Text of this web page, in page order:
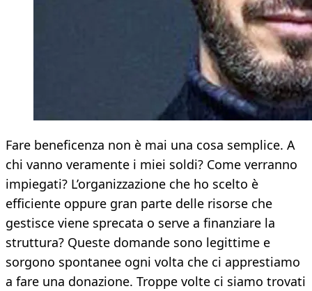
Fare beneficenza non è mai una cosa semplice. A
chi vanno veramente i miei soldi? Come verranno
impiegati? L’organizzazione che ho scelto è
efficiente oppure gran parte delle risorse che
gestisce viene sprecata o serve a finanziare la
struttura? Queste domande sono legittime e
sorgono spontanee ogni volta che ci apprestiamo
a fare una donazione. Troppe volte ci siamo trovati